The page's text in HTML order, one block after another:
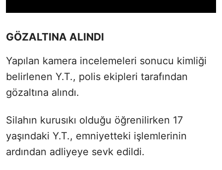
GÖZALTINA ALINDI
Yapılan kamera incelemeleri sonucu kimliği
belirlenen Y.T., polis ekipleri tarafından
gözaltına alındı.
Silahın kurusıkı olduğu öğrenilirken 17
yaşındaki Y.T., emniyetteki işlemlerinin
ardından adliyeye sevk edildi.